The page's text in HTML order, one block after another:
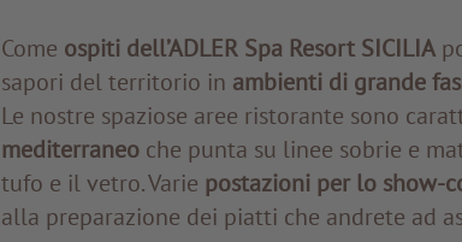
Come ospiti dell’ADLER Spa Resort SICILIA
sapori del territorio in ambienti di grande
Le nostre spaziose aree ristorante sono
mediterraneoche punta su linee sobrie e
tufo e il vetro. Varie postazioni per lo show-
alla preparazione dei piatti che andrete ad